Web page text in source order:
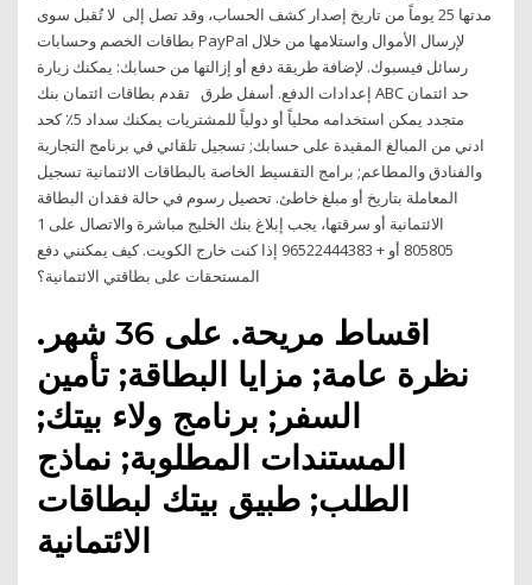
مدتها 25 يوماً من تاريخ إصدار كشف الحساب، وقد تصل إلى لا تُقبل سوى
بطاقات الخصم وحسابات PayPal لإرسال الأموال واستلامها من خلال
رسائل فيسبوك. لإضافة طريقة دفع أو إزالتها من حسابك: يمكنك زيارة
إعدادات الدفع. أسفل طرق تقدم بطاقات ائتمان بنك ABC حد ائتمان
متجدد يمكن استخدامه محلياً أو دولياً للمشتريات يمكنك سداد 5٪ كحد
ادني من المبالغ المقيدة على حسابك; تسجيل تلقائي في برنامج التجارية
والفنادق والمطاعم; برامج التقسيط الخاصة بالبطاقات الائتمانية تسجيل
المعاملة بتاريخ أو مبلغ خاطئ. تحصيل رسوم في حالة فقدان البطاقة
الائتمانية أو سرقتها، يجب إبلاغ بنك الخليج مباشرة والاتصال على 1
805805 أو + 96522444383 إذا كنت خارج الكويت. كيف يمكنني دفع
المستحقات على بطاقتي الائتمانية؟
اقساط مريحة. على 36 شهر.
نظرة عامة; مزايا البطاقة; تأمين
السفر; برنامج ولاء بيتك;
المستندات المطلوبة; نماذج
الطلب; طبيق بيتك لبطاقات